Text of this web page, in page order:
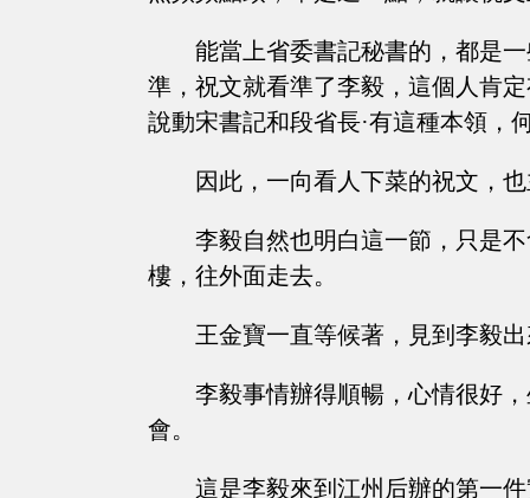
能當上省委書記秘書的，都是
準，祝文就看準了李毅，這個人肯
說動宋書記和段省長·有這種本領，
因此，一向看人下菜的祝文，
李毅自然也明白這一節，只是
樓，往外面走去。
王金寶一直等候著，見到李毅
李毅事情辦得順暢，心情很好
會。
這是李毅來到江州后辦的第一